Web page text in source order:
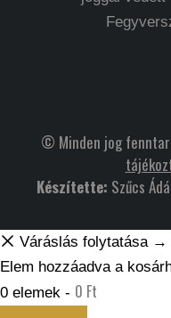
© Minden jog
Készítette: Szűcs
Váráslás folytatása →
Elem hozzáadva a
0 elemek - 0 Ft